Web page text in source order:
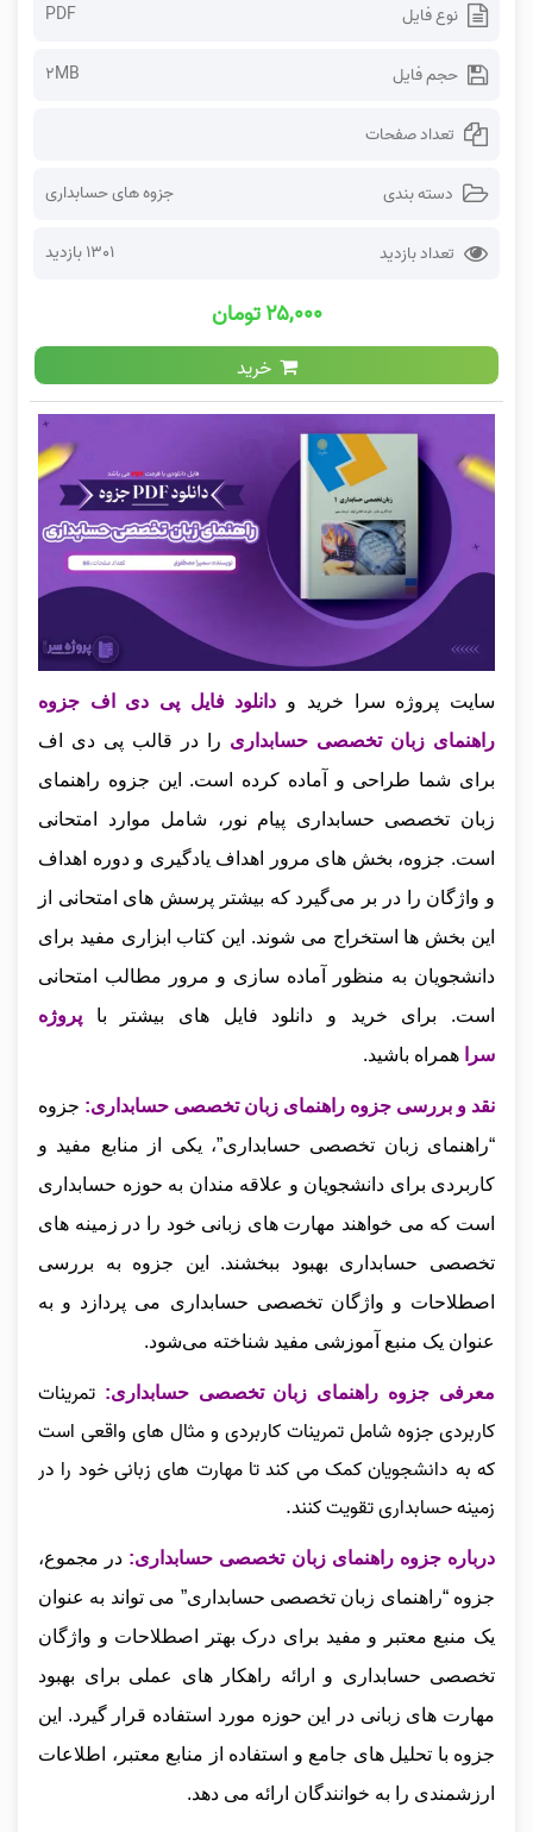
نوع فایل PDF
حجم فایل 2MB
تعداد صفحات
دسته بندی جزوه های حسابداری
تعداد بازدید 1301 بازدید
۲۵,۰۰۰ تومان
خرید
سایت پروژه سرا خرید و دانلود فایل پی دی اف جزوه
راهنمای زبان تخصصی حسابداری را در قالب پی دی اف
برای شما طراحی و آماده کرده است. این جزوه راهنمای
زبان تخصصی حسابداری پیام نور، شامل موارد امتحانی
است. جزوه، بخش‌ های مرور اهداف یادگیری و دوره اهداف
و واژگان را در بر می‌گیرد که بیشتر پرسش‌ های امتحانی از
این بخش‌ ها استخراج می‌ شوند. این کتاب ابزاری مفید برای
دانشجویان به منظور آماده‌ سازی و مرور مطالب امتحانی
است. برای خرید و دانلود فایل های بیشتر با پروژه
سرا
همراه باشید.
نقد و بررسی جزوه راهنمای زبان تخصصی حسابداری: جزوه
“راهنمای زبان تخصصی حسابداری”، یکی از منابع مفید و
کاربردی برای دانشجویان و علاقه‌ مندان به حوزه حسابداری
است که می‌ خواهند مهارت‌ های زبانی خود را در زمینه‌ های
تخصصی حسابداری بهبود ببخشند. این جزوه به بررسی
اصطلاحات و واژگان تخصصی حسابداری می‌ پردازد و به
عنوان یک منبع آموزشی مفید شناخته می‌شود.
معرفی جزوه راهنمای زبان تخصصی حسابداری: تمرینات
کاربردی جزوه شامل تمرینات کاربردی و مثال‌ های واقعی است
که به دانشجویان کمک می‌ کند تا مهارت‌ های زبانی خود را در
زمینه حسابداری تقویت کنند.
درباره جزوه راهنمای زبان تخصصی حسابداری: در مجموع،
جزوه “راهنمای زبان تخصصی حسابداری” می‌ تواند به‌ عنوان
یک منبع معتبر و مفید برای درک بهتر اصطلاحات و واژگان
تخصصی حسابداری و ارائه راهکار های عملی برای بهبود
مهارت‌ های زبانی در این حوزه مورد استفاده قرار گیرد. این
جزوه با تحلیل‌ های جامع و استفاده از منابع معتبر، اطلاعات
ارزشمندی را به خوانندگان ارائه می‌ دهد.